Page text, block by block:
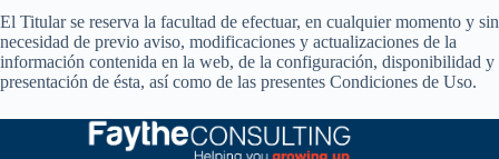
El Titular se reserva la facultad de efectuar, en cualquier momento y sin
necesidad de previo aviso, modificaciones y actualizaciones de la
información contenida en la web, de la configuración, disponibilidad y
presentación de ésta, así como de las presentes Condiciones de Uso.